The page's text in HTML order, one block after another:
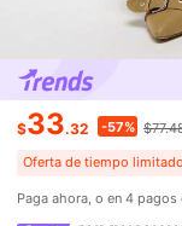
$33.32 -57%
Oferta de tiempo limitado
Paga ahora, o en 4 pagos